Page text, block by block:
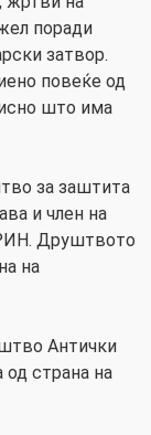
поради
затвор.
повеќе од
што има
за заштита
и член на
Друштвото
на
Антички
од страна на